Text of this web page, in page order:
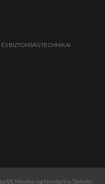
BIZTONSÁGTECHNIKAI
Kft. Minden jog fenntartva. Tárhely: